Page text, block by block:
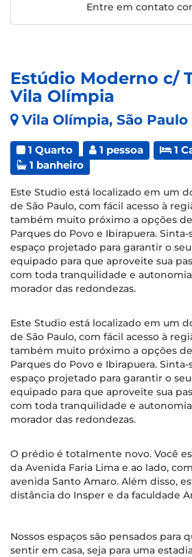
Estúdio Moderno c/
Vila Olímpia
Vila Olímpia, São Paulo
1 Quarto 1 pessoa
1
1 banheiro
Este Studio está localizado em um
de São Paulo, com fácil acesso à
também muito próximo a opções
Parques do Povo e Ibirapuera.
espaço projetado para garantir o
equipado para que aproveite sua
com toda tranquilidade e
morador das redondezas.
Este Studio está localizado em um
de São Paulo, com fácil acesso à
também muito próximo a opções
Parques do Povo e Ibirapuera.
espaço projetado para garantir o
equipado para que aproveite sua
com toda tranquilidade e
morador das redondezas.
O prédio é totalmente novo. Você
da Avenida Faria Lima e ao lado,
avenida Santo Amaro. Além disso,
distância do Insper e da faculdade
Nossos espaços são pensados para
sentir em casa, seja para uma
Entre em contato